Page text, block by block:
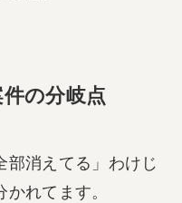
の分岐点
部消えてる」わけじ
れてます。